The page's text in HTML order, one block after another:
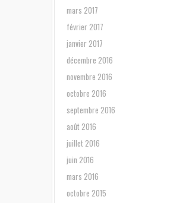
mars 2017
février 2017
janvier 2017
décembre 2016
novembre 2016
octobre 2016
septembre 2016
août 2016
juillet 2016
juin 2016
mars 2016
octobre 2015